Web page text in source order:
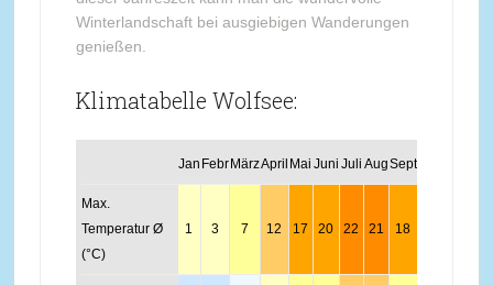
Winterlandschaft bei ausgiebigen Wanderungen
genießen.
Klimatabelle Wolfsee:
Jan Febr MärzApril Mai Juni Juli AugSept
Max.
Temperatur Ø
(°C)
1 3 7 12 17 20 22 21 18